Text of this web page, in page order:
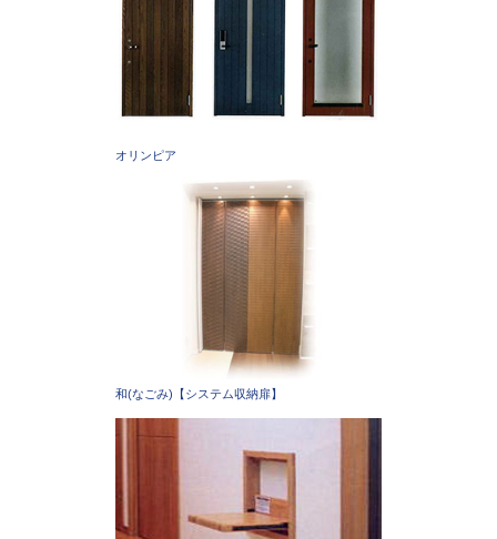
オリンピア
和(なごみ)【システム収納扉】